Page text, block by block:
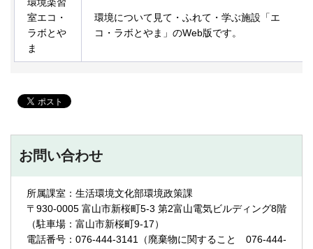
室エコ・
ラボとや
ま
環境について見て・ふれて・学ぶ施設「エ
コ・ラボとやま」のWeb版です。
お問い合わせ
所属課室：生活環境文化部環境政策課
〒930-0005 富山市新桜町5-3 第2富山電気ビルディング8階
（駐車場：富山市新桜町9-17）
電話番号：076-444-3141（廃棄物に関すること 076-444-